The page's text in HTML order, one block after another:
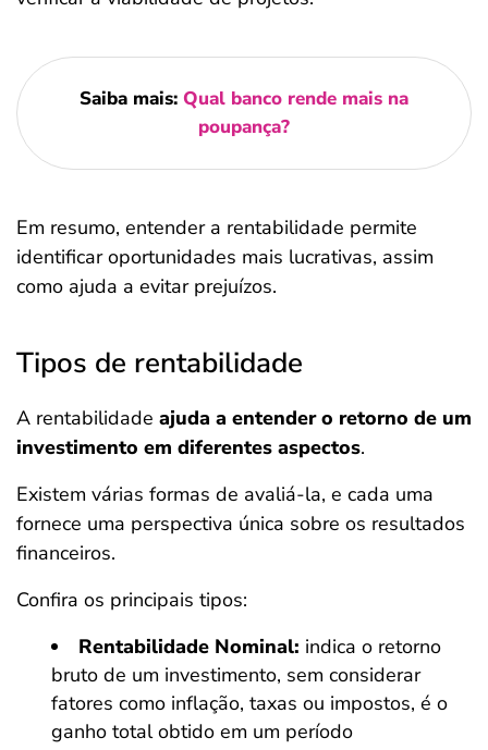
Saiba mais: Qual banco rende mais na
poupança?
Em resumo, entender a rentabilidade permite
identificar oportunidades mais lucrativas, assim
como ajuda a evitar prejuízos.
Tipos de rentabilidade
A rentabilidade ajuda a entender o retorno de um
investimento em diferentes aspectos.
Existem várias formas de avaliá-la, e cada uma
fornece uma perspectiva única sobre os resultados
financeiros.
Confira os principais tipos:
Rentabilidade Nominal: indica o retorno
bruto de um investimento, sem considerar
fatores como inflação, taxas ou impostos, é o
ganho total obtido em um período